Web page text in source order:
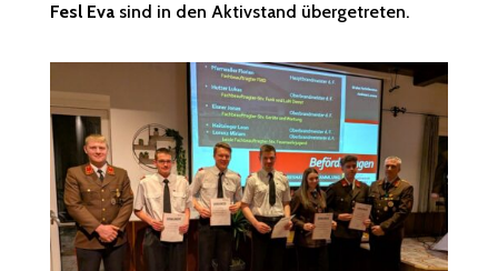
Fesl Eva sind in den Aktivstand übergetreten.